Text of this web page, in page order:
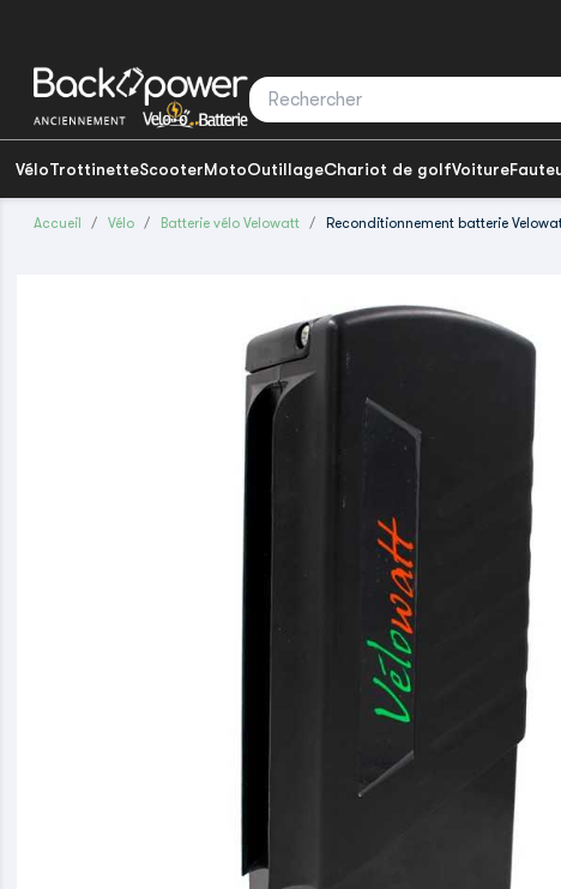
VéloTrottinetteScooterMotoOutillageChariot de golfVoiture
Accueil Vélo Batterie vélo Velowatt Reconditionnement batterie